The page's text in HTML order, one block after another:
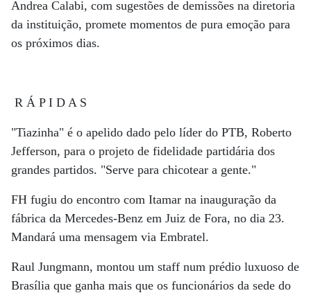
Andrea Calabi, com sugestões de demissões na diretoria
da instituição, promete momentos de pura emoção para
os próximos dias.
R Á P I D A S
"Tiazinha" é o apelido dado pelo líder do PTB, Roberto
Jefferson, para o projeto de fidelidade partidária dos
grandes partidos. "Serve para chicotear a gente."
FH fugiu do encontro com Itamar na inauguração da
fábrica da Mercedes-Benz em Juiz de Fora, no dia 23.
Mandará uma mensagem via Embratel.
Raul Jungmann, montou um staff num prédio luxuoso de
Brasília que ganha mais que os funcionários da sede do